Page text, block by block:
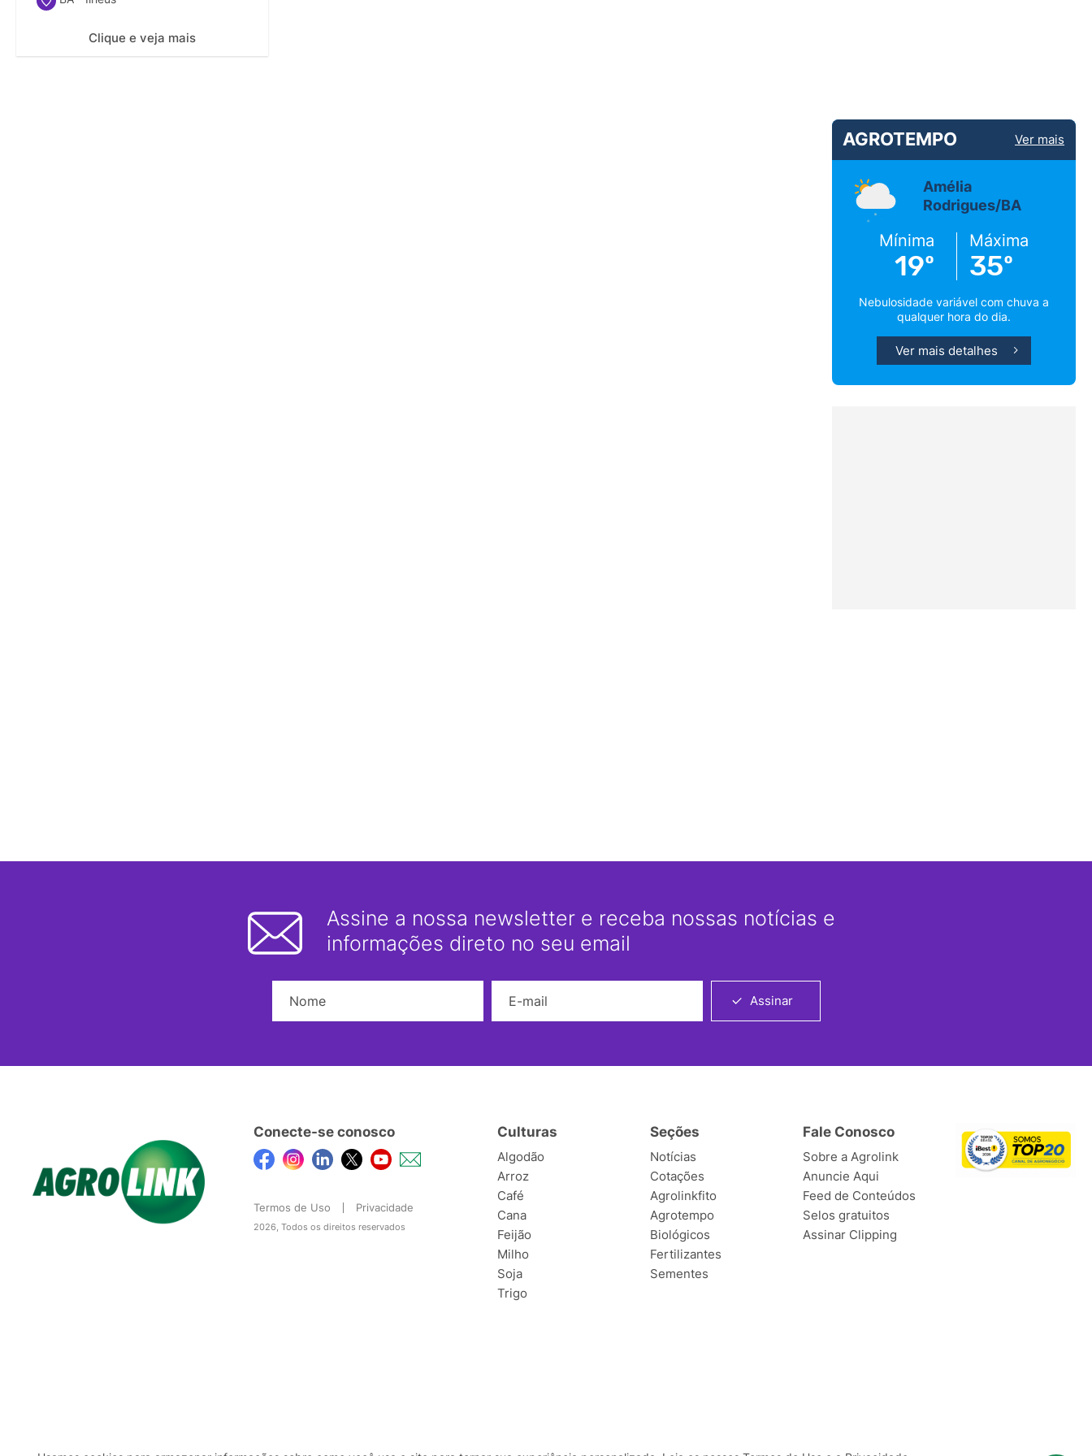
Clique e veja mais
AGROTEMPO Ver mais
Amélia
Rodrigues/BA
Mínima
19º
Máxima
35º
Nebulosidade variável com chuva a
qualquer hora do dia.
Ver mais detalhes
Assine a nossa newsletter e receba nossas notícias e
informações direto no seu email
Assinar
Conecte-se conosco
Termos de Uso Privacidade
2026, Todos os direitos reservados
Culturas
Algodão
Arroz
Café
Cana
Feijão
Milho
Soja
Trigo
Seções
Notícias
Cotações
Agrolinkfito
Agrotempo
Biológicos
Fertilizantes
Sementes
Fale Conosco
Sobre a Agrolink
Anuncie Aqui
Feed de Conteúdos
Selos gratuitos
Assinar Clipping